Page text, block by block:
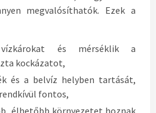
megvalósíthatók. Ezek a
és mérséklik a
kockázatot,
és a belvíz helyben tartását,
fontos,